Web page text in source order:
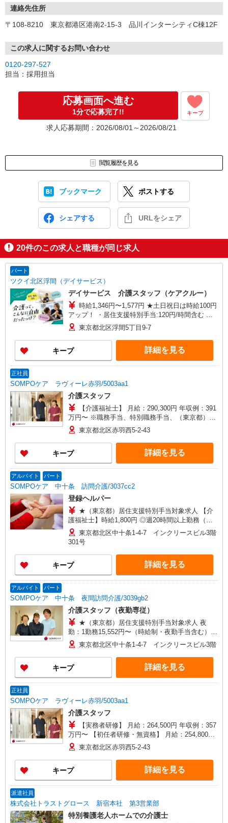
・マスクの着用
・アルコール消毒、手洗いうがいの徹底
・発熱、風邪症状の場合の自宅療養など
【注意事項】
東京都介護職員就業促進事業につき、当社での就業経験のある方、
学生、Wワーク、自営業などは応募不可（その他規定あり）
連絡先住所
〒108-8210 東京都港区港南2-15-3 品川インターシティC棟12F
この求人に関するお問い合わせ
0120-297-527
担当：採用担当
応募画面へ進む
1分で応募完了!! キープ
求人応募期間：2026/08/01～2026/08/21
閲覧履歴を見る
ブックマーク ポストする
シェアする URLをシェア
20件のこの求人と職種が同じ求人
パート
ツクイ北区浮間（デイサービス）
デイサービス 介護スタッフ（ケアクルー）
時給1,346円〜1,577円 ★土日祝日は時給100円
アップ！ ・居住支援特別手当:120円/時間含む ※
給与幅は資格・経験等による
東京都北区浮間5丁目9-7
キープ 詳細を見る
正社員
SOMPOケア ラヴィーレ赤羽/5003aa1
介護スタッフ
【介護福祉士】 月給：290,300円 年収例：391
万円〜 ※職務手当、特別職務手当、（東京都）居
住支援特別手当、働きがい向上手当、日祝手当
（月平均2回分）、夜勤手当（月平均4回分）等、
毎月平均的に支払われる手当を含みます。 ※居住
支援特別手当は勤続5年目までの方はさらに1万円
支給（再入社は除く） ◎賞与：基本給2.08ヶ月分/
分〜）
東京都北区赤羽西5-2-43
キープ 詳細を見る
アルバイト パート
SOMPOケア 中十条 訪問介護/3037cc2
登録ヘルパー
★（東京都）居住支援特別手当対象求人 【介
護福祉士】時給1,800円 ◎週20時間以上勤務（社
保加入者）の場合は時給1,850円 ＊早朝夜間（〜8
時、18時〜）：時給2,250円〜 ＊日曜祝日：時給
2,100円〜 【実務者研修・初任者研修（ヘルパー1
級・2級）】時給1,720円 ◎週20時間以上勤務（社
保加入者）の場合は時給1,770円 ＊早朝夜間（〜8
時、18時〜）：時給2,150円〜 ＊日曜祝日：時給
ンセル手当：職務時給の60％支給 ※居住支援特別
手当は勤続5年目までの方はさらに時給＋50円（再
入社者は除く）
東京都北区中十条1-4-7 インクリースビル3階
301号
キープ 詳細を見る
アルバイト パート
SOMPOケア 中十条 夜間訪問介護/3039gb2
介護スタッフ（夜勤専従）
★（東京都）居住支援特別手当対象求人 夜
勤：1勤務15,552円〜（時給制・夜勤手当含む）
時給：1,444円 ◎週20時間以上勤務（社保加入
者）の場合は時給：1,494円 ※居住支援特別手当
は勤続5年目までの方はさらに時給＋50円（再入社
者は除く）
東京都北区中十条1-4-7 インクリースビル3階
キープ 詳細を見る
正社員
SOMPOケア ラヴィーレ赤羽/5003aa1
介護スタッフ
【実務者研修】 月給：264,500円 年収例：357
万円〜 【初任者研修・無資格】 月給：254,800円
年収例：347万円〜 ※職務手当、（東京都）居住
支援特別手当、日祝手当（月平均2回分）、夜勤手
当（月平均4回分）等、毎月平均的に支払われる手
当を含みます。 ※居住支援特別手当は勤続5年目
までの方はさらに1万円支給（再入社は除く） ◎
間外手当支給（超過1分〜）
東京都北区赤羽西5-2-43
キープ 詳細を見る
派遣社員
株式会社トラストグロース 新宿本社 第3営業部
特別養護老人ホームでの介護士